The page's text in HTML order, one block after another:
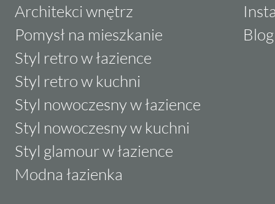
Architekci wnętrz
Pomysł na mieszkanie
Styl retro w łazience
Styl retro w kuchni
Styl nowoczesny w łazience
Styl nowoczesny w kuchni
Styl glamour w łazience
Modna łazienka
Blog